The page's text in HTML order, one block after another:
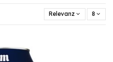
Relevanz 8